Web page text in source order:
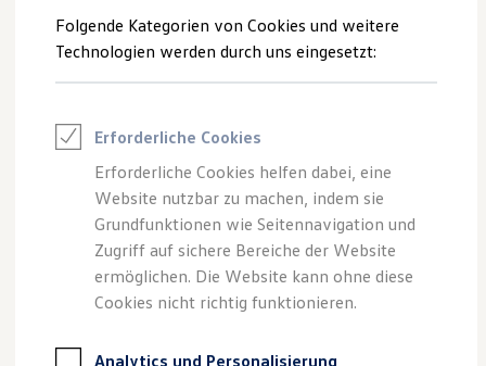
Saisonangebote
Reifenpakete
Leasing
Leasing-Angebote
Elektroauto Leasing
Kleinwagen-Leasing
Leasing ohne Anzahlung
Finanzierung
Autokredit mit Schlussrate
Versicherungen und Garantien
Kfz-Versicherung
Restschuldversicherungen
Garantien
Professional Class bei Volkswagen
1
Nutzungsbedingungen
Datenschutzerklärungen
Cookie-Richtlinie
Lizenzhinweise Dritter
Produktsicherheitsinformationen
Vertrag Widerrufen
Folgende Kategorien von Cookies und weitere
Technologien werden durch uns eingesetzt:
Erforderliche Cookies
Erforderliche Cookies helfen dabei, eine
Website nutzbar zu machen, indem sie
Grundfunktionen wie Seitennavigation und
Zugriff auf sichere Bereiche der Website
ermöglichen. Die Website kann ohne diese
Cookies nicht richtig funktionieren.
Analytics und Personalisierung